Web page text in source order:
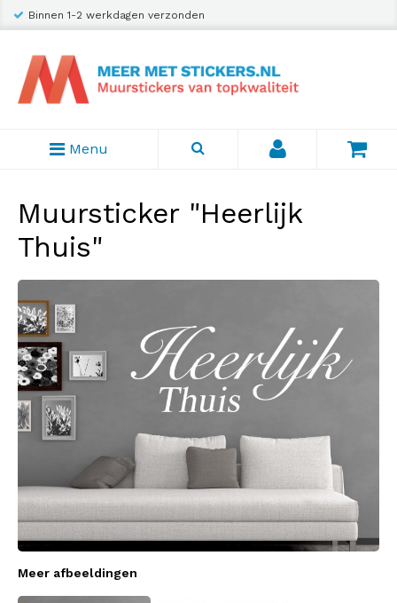
Binnen 1-2 werkdagen verzonden
Menu
Muursticker "Heerlijk
Thuis"
Meer afbeeldingen